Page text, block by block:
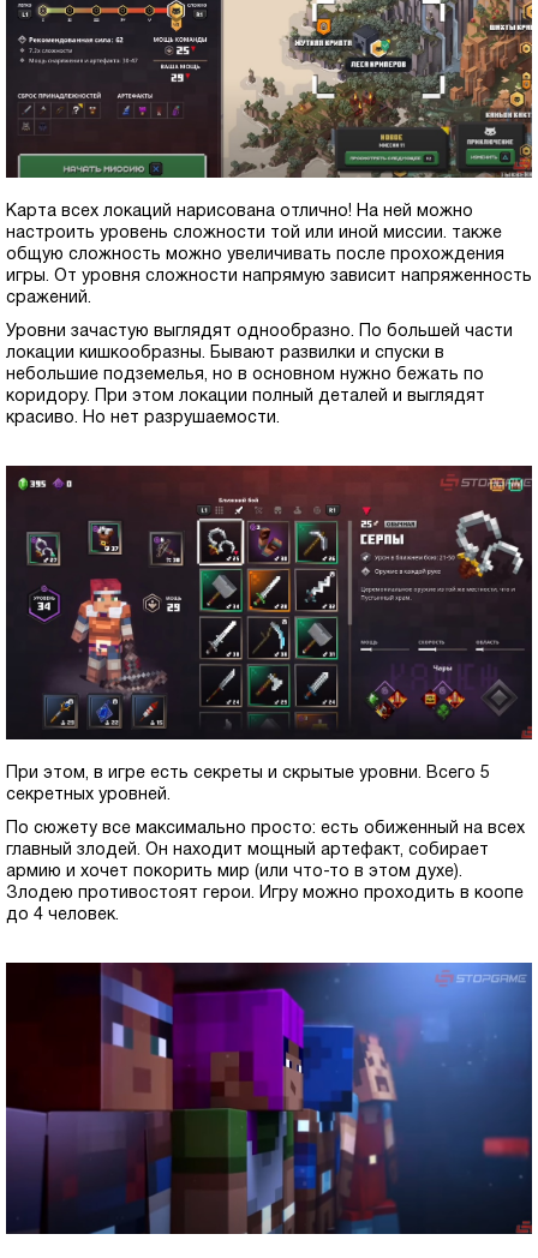
Карта всех локаций нарисована отлично! На ней можно
настроить уровень сложности той или иной миссии. также
общую сложность можно увеличивать после прохождения
игры. От уровня сложности напрямую зависит напряженность
сражений.
Уровни зачастую выглядят однообразно. По большей части
локации кишкообразны. Бывают развилки и спуски в
небольшие подземелья, но в основном нужно бежать по
коридору. При этом локации полный деталей и выглядят
красиво. Но нет разрушаемости.
При этом, в игре есть секреты и скрытые уровни. Всего 5
секретных уровней.
По сюжету все максимально просто: есть обиженный на всех
главный злодей. Он находит мощный артефакт, собирает
армию и хочет покорить мир (или что-то в этом духе).
Злодею противостоят герои. Игру можно проходить в коопе
до 4 человек.